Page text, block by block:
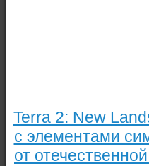
Terra 2: New
с элементами
от